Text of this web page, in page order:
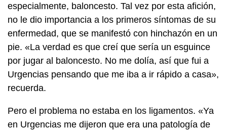
especialmente, baloncesto. Tal vez por esta afición,
no le dio importancia a los primeros síntomas de su
enfermedad, que se manifestó con hinchazón en un
pie. «La verdad es que creí que sería un esguince
por jugar al baloncesto. No me dolía, así que fui a
Urgencias pensando que me iba a ir rápido a casa»,
recuerda.
Pero el problema no estaba en los ligamentos. «Ya
en Urgencias me dijeron que era una patología de